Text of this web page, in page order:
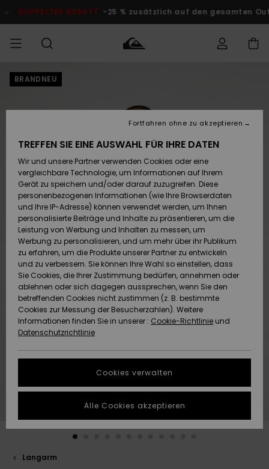
Produktinformation
DOPPELTER RABATT -25 % zusätzlich auf den gesamten
MÄNNER
Accessoires
Schuhe&
Flip-Flops
Surf
Snow
Brandneu
Highlights
Accessoires
Schuhe&
Flip-Flops
Surf
Snow
Brandneu
Highlights
FRAUEN
Brandneu
Highlights
Snow
SURF
Kinder
Highlights
Community
SNOW
Snow Shop
Kinder
Snow Shop
Damen
Highlights
Community
DOPPELTER
RABATT
KINDER
Outlet
Frauen
HILFE & KONTAKT
Retouren
Bezahlung
Geschenkkarte
Quiksilver
Freedom
Datenschutz
Starten Sie eine
um die
schnellste
Antwort auf Ihre
NACHHALTIGKEIT
SHOPS
QUIKSILVER APP
WUNSCHLISTE
BRANDNEU
Langarm
TREFFEN SIE EINE AUSWAHL FÜR IHRE DATEN
Wir und unsere Partner verwenden Cookies oder eine
vergleichbare Technologie, um Informationen auf Ihrem
Gerät zu speichern und/oder darauf zuzugreifen. Diese
personenbezogenen Informationen (wie Ihre Browserdaten
und Ihre IP-Adresse) können verwendet werden, um Ihnen
personalisierte Beiträge und Inhalte zu präsentieren, um die
Leistung von Werbung und Inhalten zu messen, um
Werbung zu personalisieren, und um mehr über ihr Publikum
zu erfahren, um die Produkte unserer Partner zu entwickeln
und zu verbessern. Sie können Ihre Wahl so einstellen, dass
Sie Cookies, die Ihrer Zustimmung bedürfen, annehmen oder
ablehnen oder sich dagegen aussprechen, wenn Sie den
betreffenden Cookies nicht zustimmen (z. B. bestimmte
Cookies zur Messung der Besucherzahlen). Weitere
Informationen finden Sie in unserer : Cookie-Richtlinie und
Datenschutzrichtlinie
Cookies verwalten
Fortfahren ohne zu akzeptieren
Alle Cookies akzeptieren